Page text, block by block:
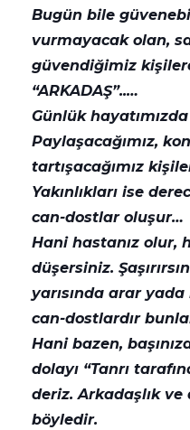
Bugün bile
vurmayacak olan,
güvendiğimiz
“ARKADAŞ”..…
Günlük
Paylaşacağımız,
tartışacağımız
Yakınlıkları ise
can-dostlar oluşur…
Hani hastanız olur,
düşersiniz.
yarısında arar yada
can-dostlardır
Hani bazen,
dolayı “Tanrı
deriz. Arkadaşlık
böyledir.